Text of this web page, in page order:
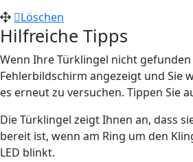
Löschen
Hilfreiche Tipps
Wenn Ihre Türklingel nicht
Fehlerbildschirm angezeigt und Sie
es erneut zu versuchen. Tippen Sie
Die Türklingel zeigt Ihnen an, dass
bereit ist, wenn am Ring um den
LED blinkt.